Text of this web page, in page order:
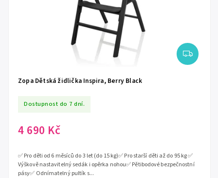
Zopa Dětská židlička Inspira, Berry Black
Dostupnost do 7 dní.
4 690 Kč
✅ Pro děti od 6 měsíců do 3 let (do 15 kg)✅ Pro starší děti až do 95 kg ✅
Výškově nastavitelný sedák i opěrka nohou✅ Pětibodové bezpečnostní
pásy✅ Odnímatelný pultík s...